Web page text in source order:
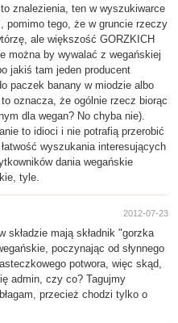
znalezienia, ten w wyszukiwarce
pomimo tego, że w gruncie rzeczy
ale większość GORZKICH
można by wywalać z wegańskiej
jakiś tam jeden producent
paczek banany w miodzie albo
oznacza, że ogólnie rzecz biorąc
dla wegan? No chyba nie).
to idioci i nie potrafią przerobić
wyszukania interesujących
dania wegańskie
tyle.
2012-07-23
mają składnik "gorzka
poczynając od słynnego
potwora, więc skąd,
admin, czy co? Tagujmy
przecież chodzi tylko o